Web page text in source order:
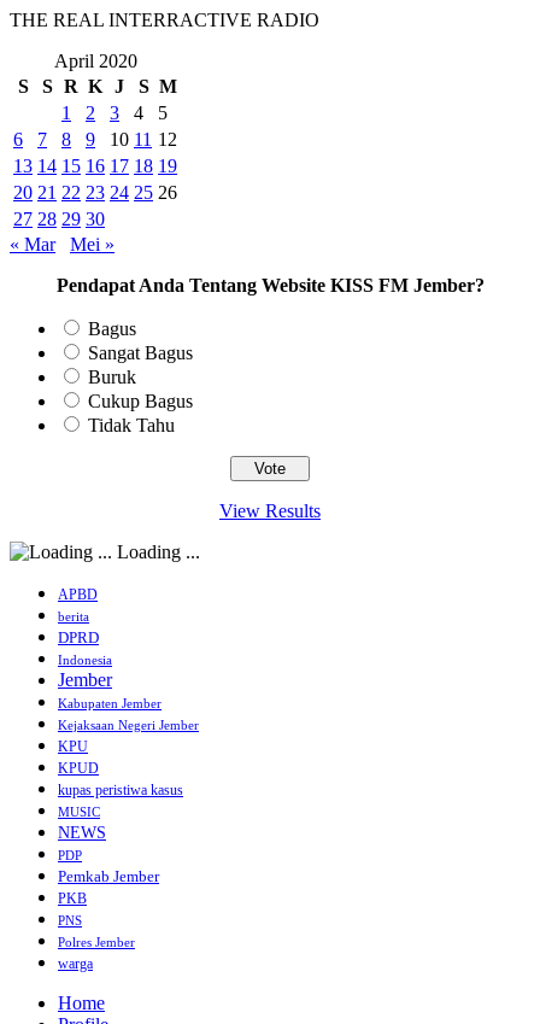
THE REAL INTERRACTIVE RADIO
April 2020
S
S R K J S M
1
2 3 4
5
6
7 8 9 10 11 12
13 14 15 16 17 18 19
20 21 22 23 24 25 26
27 28 29 30
« Mar
Mei »
Pendapat Anda Tentang Website KISS FM Jember?
Bagus
Sangat Bagus
Buruk
Cukup Bagus
Tidak Tahu
View Results
Loading ...
APBD
berita
DPRD
Indonesia
Jember
Kabupaten Jember
Kejaksaan Negeri Jember
KPU
KPUD
kupas peristiwa kasus
MUSIC
NEWS
PDP
Pemkab Jember
PKB
PNS
Polres Jember
warga
Home